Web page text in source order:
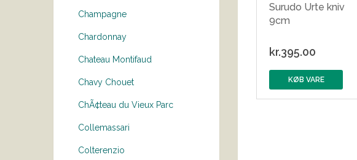
Champagne
Chardonnay
Chateau Montifaud
Chavy Chouet
ChÃ¢teau du Vieux Parc
Collemassari
Colterenzio
Surudo Urte kniv
9cm
kr.395.00
KØB VARE